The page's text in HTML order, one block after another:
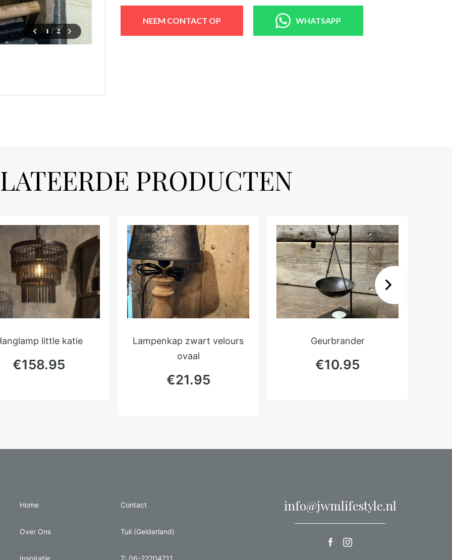
1/ 2
NEEM CONTACT OP WHATSAPP
PRODUCTEN
little katie
€158.95
Lampenkap zwart velours
ovaal
€21.95
Geurbrander
€10.95
Home
Over Ons
Inspiratie
Contact
Tuil (Gelderland)
T: 06-22204711
info@jwmlifestyle.nl